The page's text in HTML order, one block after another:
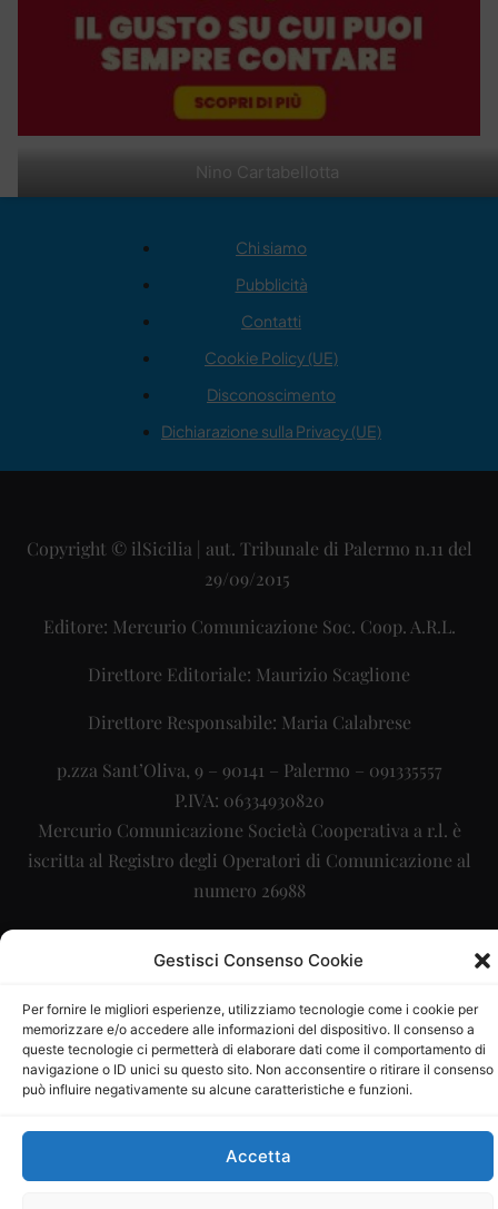
Gestisci Consenso Cookie
Per fornire le migliori esperienze, utilizziamo tecnologie come i cookie per
memorizzare e/o accedere alle informazioni del dispositivo. Il consenso a
queste tecnologie ci permetterà di elaborare dati come il comportamento di
navigazione o ID unici su questo sito. Non acconsentire o ritirare il consenso
può influire negativamente su alcune caratteristiche e funzioni.
Accetta
Nino Cartabellotta
Chi siamo
Pubblicità
Contatti
Cookie Policy (UE)
Disconoscimento
Dichiarazione sulla Privacy (UE)
Copyright © ilSicilia | aut. Tribunale di Palermo n.11 del
29/09/2015
Editore: Mercurio Comunicazione Soc. Coop. A.R.L.
Direttore Editoriale: Maurizio Scaglione
Direttore Responsabile: Maria Calabrese
p.zza Sant’Oliva, 9 – 90141 – Palermo – 091335557
P.IVA: 06334930820
Mercurio Comunicazione Società Cooperativa a r.l. è
iscritta al Registro degli Operatori di Comunicazione al
numero 26988